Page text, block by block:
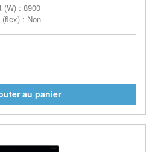
(W) : 8900
: Non
au panier